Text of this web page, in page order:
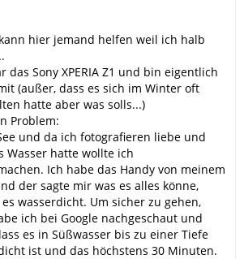
hier jemand helfen weil ich halb
das Sony XPERIA Z1 und bin eigentlich
(außer, dass es sich im Winter oft
hatte aber was solls...)
Problem:
und da ich fotografieren liebe und
Wasser hatte wollte ich
Ich habe das Handy von meinem
der sagte mir was es alles könne,
wasserdicht. Um sicher zu gehen,
ich bei Google nachgeschaut und
es in Süßwasser bis zu einer Tiefe
ist und das höchstens 30 Minuten.